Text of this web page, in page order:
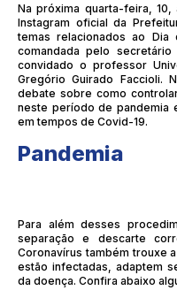
Na próxima quarta-feira,
Instagram oficial da
temas relacionados ao
comandada pelo
convidado o professor
Gregório Guirado Faccioli.
debate sobre como
neste período de pandemia
em tempos de Covid-19.
Pandemia
Para além desses
separação e descarte
Coronavírus também trouxe
estão infectadas, adaptem
da doença. Confira abaixo